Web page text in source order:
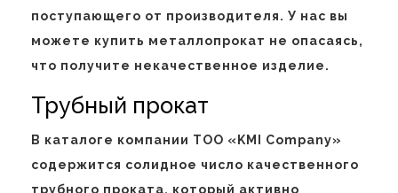
поступающего от производителя. У нас вы
можете купить металлопрокат не опасаясь,
что получите некачественное изделие.
Трубный прокат
В каталоге компании ТОО «KMI Company»
содержится солидное число качественного
трубного проката, который активно